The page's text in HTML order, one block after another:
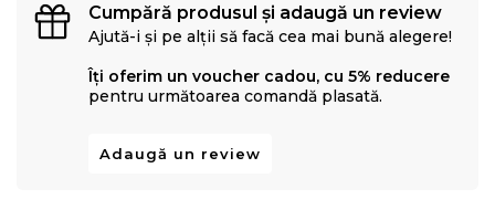
Cumpără produsul și adaugă un review
Ajută-i și pe alții să facă cea mai bună alegere!
Îți oferim un voucher cadou, cu 5% reducere
pentru următoarea comandă plasată.
Adaugă un review